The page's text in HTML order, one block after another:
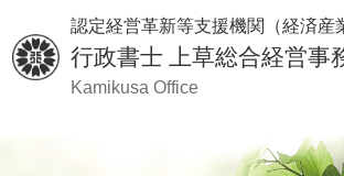
認定経営革新等支援機関（経済産
行政書士 上草総合経営事
Kamikusa Office